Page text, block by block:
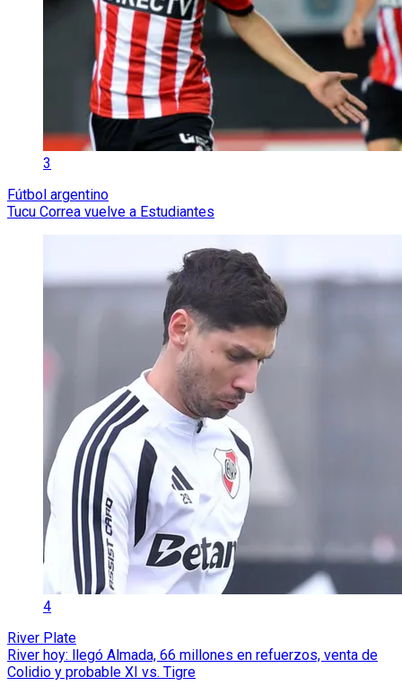
3
Fútbol argentino
Tucu Correa vuelve a Estudiantes
4
River Plate
River hoy: llegó Almada, 66 millones en refuerzos, venta de
Colidio y probable XI vs. Tigre